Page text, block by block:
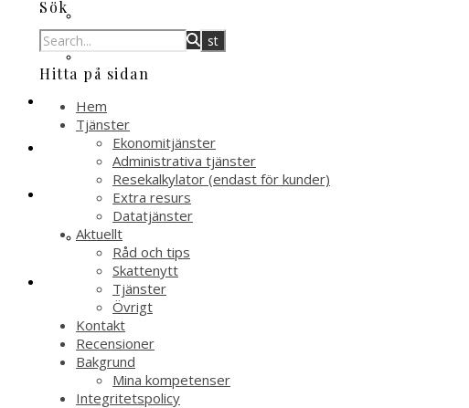
Sök
Hitta på sidan
Hem
Tjänster
Ekonomitjänster
Administrativa tjänster
Resekalkylator (endast för kunder)
Extra resurs
Datatjänster
Aktuellt
Råd och tips
Skattenytt
Tjänster
Övrigt
Kontakt
Recensioner
Bakgrund
Mina kompetenser
Integritetspolicy